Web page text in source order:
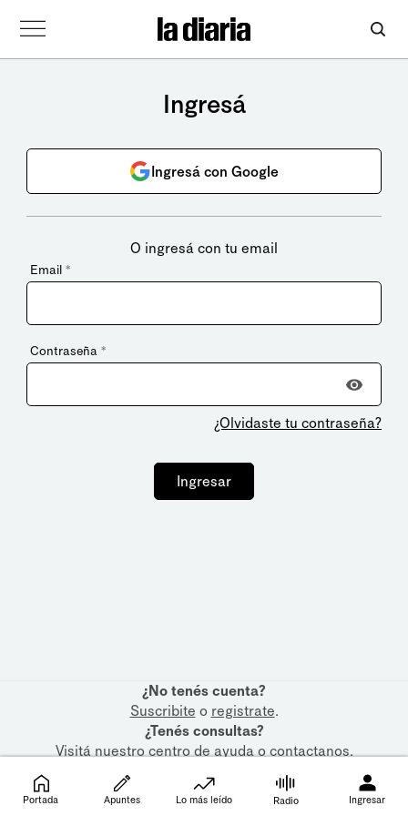
Ingresá
Ingresá con Google
O ingresá con tu email
Email *
Contraseña *
¿Olvidaste tu contraseña?
Ingresar
¿No tenés cuenta?
Suscribite o registrate.
¿Tenés consultas?
Visitá nuestrocentro de ayudaocontactanos.
Portada Apuntes Lo más leído Radio Ingresar